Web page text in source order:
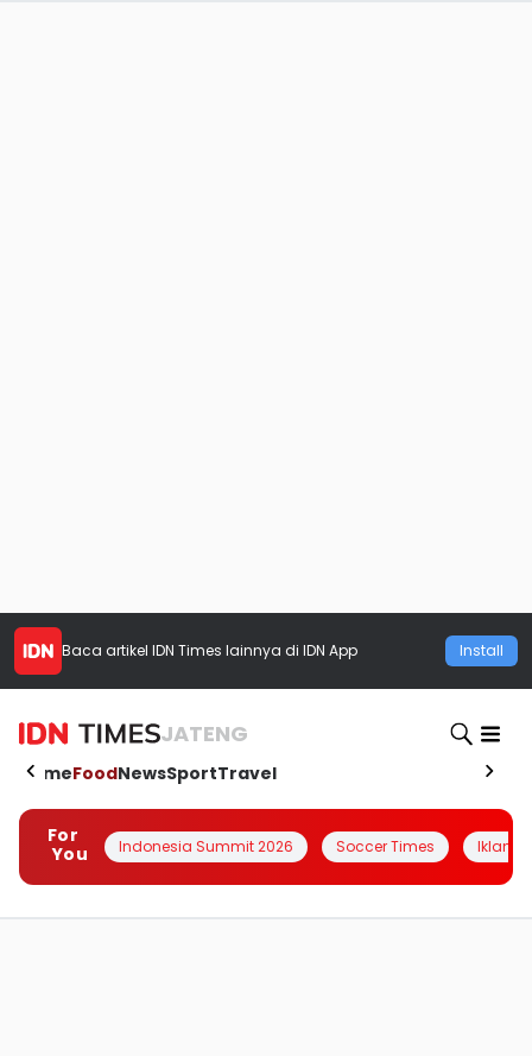
Baca artikel IDN Times lainnya di IDN App Install
JATENG
HomeFoodNewsSportTravel
For
You
Indonesia Summit 2026 Soccer Times Iklanin